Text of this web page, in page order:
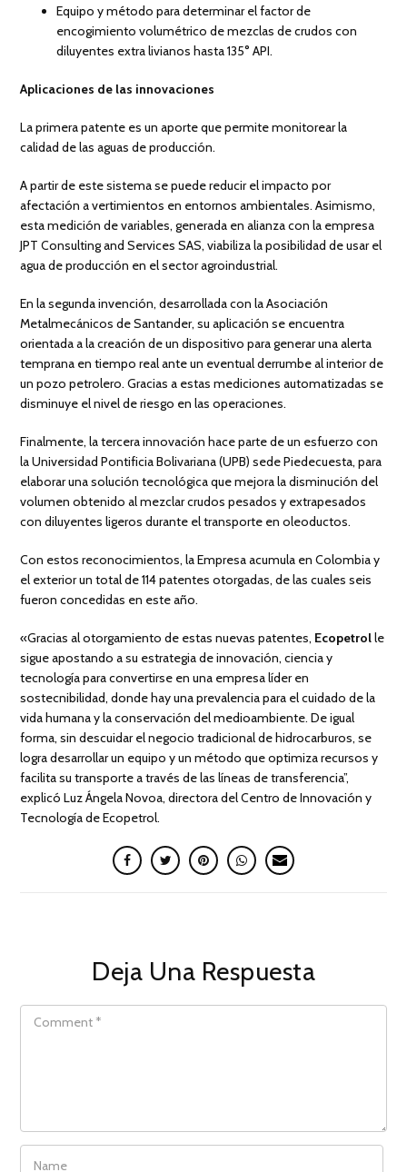
Equipo y método para determinar el factor de
encogimiento volumétrico de mezclas de crudos con
diluyentes extra livianos hasta 135° API.
Aplicaciones de las innovaciones
La primera patente es un aporte que permite monitorear la
calidad de las aguas de producción.
A partir de este sistema se puede reducir el impacto por
afectación a vertimientos en entornos ambientales. Asimismo,
esta medición de variables, generada en alianza con la empresa
JPT Consulting and Services SAS, viabiliza la posibilidad de usar el
agua de producción en el sector agroindustrial.
En la segunda invención, desarrollada con la Asociación
Metalmecánicos de Santander, su aplicación se encuentra
orientada a la creación de un dispositivo para generar una alerta
temprana en tiempo real ante un eventual derrumbe al interior de
un pozo petrolero. Gracias a estas mediciones automatizadas se
disminuye el nivel de riesgo en las operaciones.
Finalmente, la tercera innovación hace parte de un esfuerzo con
la Universidad Pontificia Bolivariana (UPB) sede Piedecuesta, para
elaborar una solución tecnológica que mejora la disminución del
volumen obtenido al mezclar crudos pesados y extrapesados
con diluyentes ligeros durante el transporte en oleoductos.
Con estos reconocimientos, la Empresa acumula en Colombia y
el exterior un total de 114 patentes otorgadas, de las cuales seis
fueron concedidas en este año.
«Gracias al otorgamiento de estas nuevas patentes, Ecopetrolle
sigue apostando a su estrategia de innovación, ciencia y
tecnología para convertirse en una empresa líder en
sostecnibilidad, donde hay una prevalencia para el cuidado de la
vida humana y la conservación del medioambiente. De igual
forma, sin descuidar el negocio tradicional de hidrocarburos, se
logra desarrollar un equipo y un método que optimiza recursos y
facilita su transporte a través de las líneas de transferencia”,
explicó Luz Ángela Novoa, directora del Centro de Innovación y
Tecnología de Ecopetrol.
Deja Una Respuesta
COMMENT
NAME